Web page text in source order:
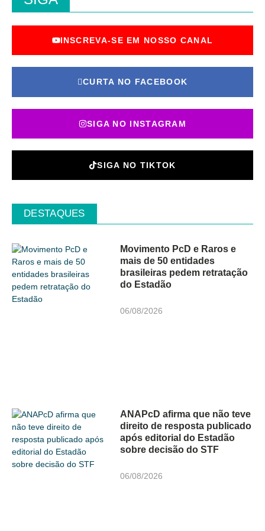
INSCREVA-SE EM NOSSO CANAL
CURTA NO FACEBOOK
SIGA NO INSTAGRAM
SIGA NO TIKTOK
DESTAQUES
Movimento PcD e Raros e
mais de 50 entidades
brasileiras pedem retratação
do Estadão
06/08/2026
ANAPcD afirma que não teve
direito de resposta publicado
após editorial do Estadão
sobre decisão do STF
06/08/2026